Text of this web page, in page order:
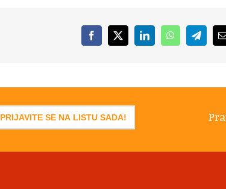
Facebook
X LinkedInWhatsApp
PRIJAVITE SE NA LISTU SADA!